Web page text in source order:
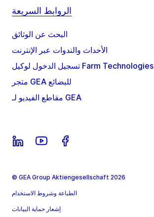
الروابط السريعة
البحث عن الوثائق
الأحداث والندوات عبر الإنترنت
تسجيل الدخول لوكيل Farm Technologies
متجر GEA للبضائع
مقاطع الفيديو لـ GEA
© GEA Group Aktiengesellschaft 2026
الطباعة وشروط الاستخدام
إشعار حماية البيانات